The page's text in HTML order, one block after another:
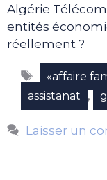
Algérie
entités
réellement ?
Étiquettes
«affaire
assistanat ,
Laisser un